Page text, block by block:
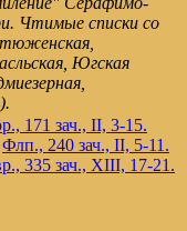
Чтимые списки со
Югская
171 зач., II, 3-15.
Флп., 240 зач., II, 5-11.
335 зач., XIII, 17-21.